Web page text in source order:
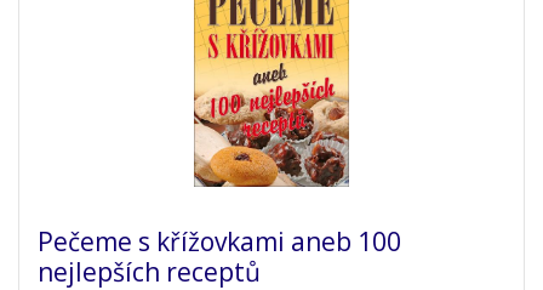
Pečeme s křížovkami aneb 100
nejlepších receptů